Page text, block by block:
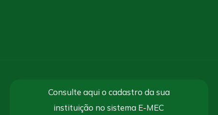
Consulte aqui o cadastro da sua
instituição no sistema E-MEC